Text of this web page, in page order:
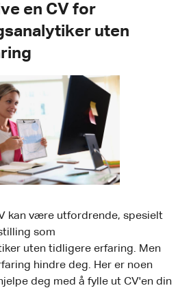
en CV for
uten
kan være utfordrende, spesielt
som
uten tidligere erfaring. Men
hindre deg. Her er noen
deg med å fylle ut CV'en din